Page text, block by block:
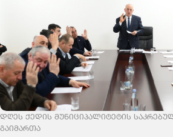
ᲓᲦᲔᲡ ᲥᲔᲓᲘᲡ ᲛᲣᲜᲘᲪᲘᲞᲐᲚᲘᲢᲔᲢᲘᲡ
ᲒᲐᲘᲛᲐᲠᲗᲐ